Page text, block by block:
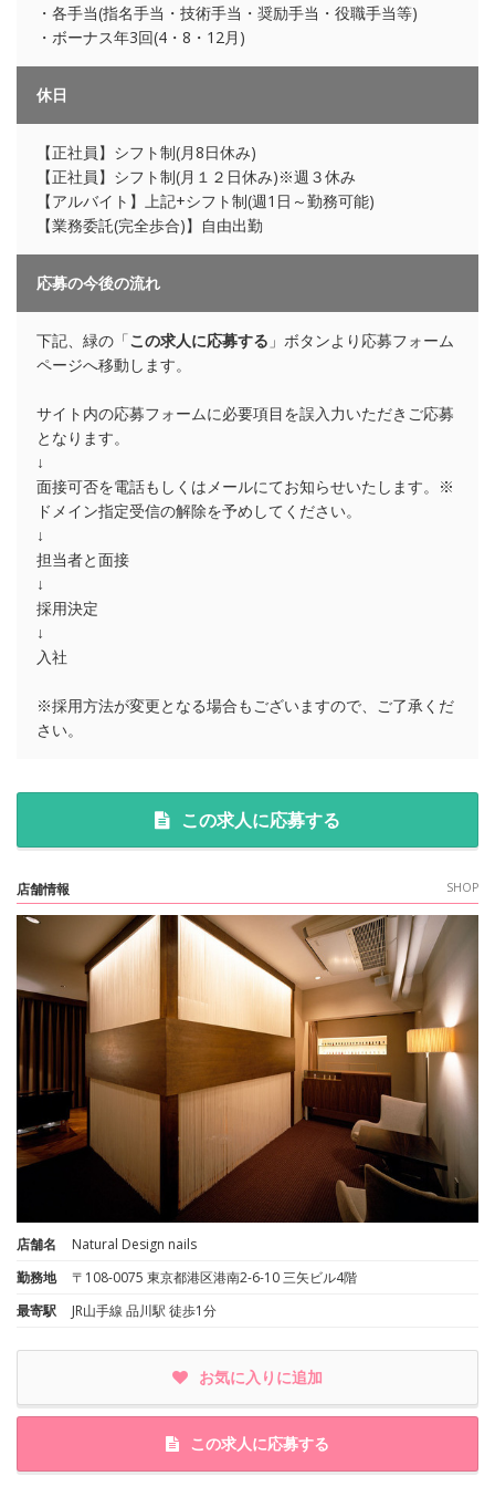
・各手当(指名手当・技術手当・奨励手当・役職手当等)
・ボーナス年3回(4・8・12月)
休日
【正社員】シフト制(月8日休み)
【正社員】シフト制(月１２日休み)※週３休み
【アルバイト】上記+シフト制(週1日～勤務可能)
【業務委託(完全歩合)】自由出勤
応募の今後の流れ
下記、緑の「この求人に応募する 」ボタンより応募フォーム
ページへ移動します。
サイト内の応募フォームに必要項目を誤入力いただきご応募
となります。
↓
面接可否を電話もしくはメールにてお知らせいたします。※
ドメイン指定受信の解除を予めしてください。
↓
担当者と面接
↓
採用決定
↓
入社
※採用方法が変更となる場合もございますので、ご了承くだ
さい。
この求人に応募する
店舗情報 SHOP
店舗名
Natural Design nails
勤務地
〒108-0075 東京都港区港南2-6-10 三矢ビル4階
最寄駅
JR山手線 品川駅 徒歩1分
お気に入りに追加
この求人に応募する